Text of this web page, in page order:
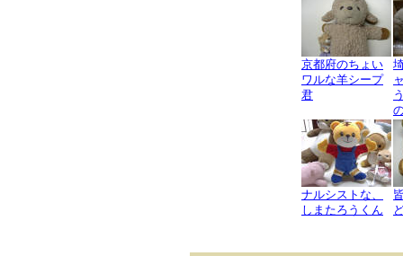
京都府のちょい
ワルな羊シープ
君
ナルシストな、
しまたろうくん